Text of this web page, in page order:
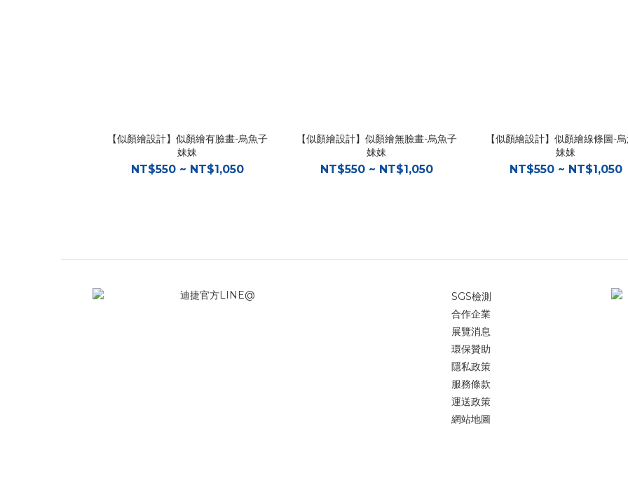
【似顏繪設計】似顏繪有臉畫-烏魚子
妹妹
NT$550 ~ NT$1,050
【似顏繪設計】似顏繪無臉畫-烏魚子
妹妹
NT$550 ~ NT$1,050
【似顏繪設計】似顏繪線條圖-
妹妹
NT$550 ~ NT$1,050
SGS檢測
合作企業
展覽消息
環保贊助
隱私政策
服務條款
運送政策
網站地圖